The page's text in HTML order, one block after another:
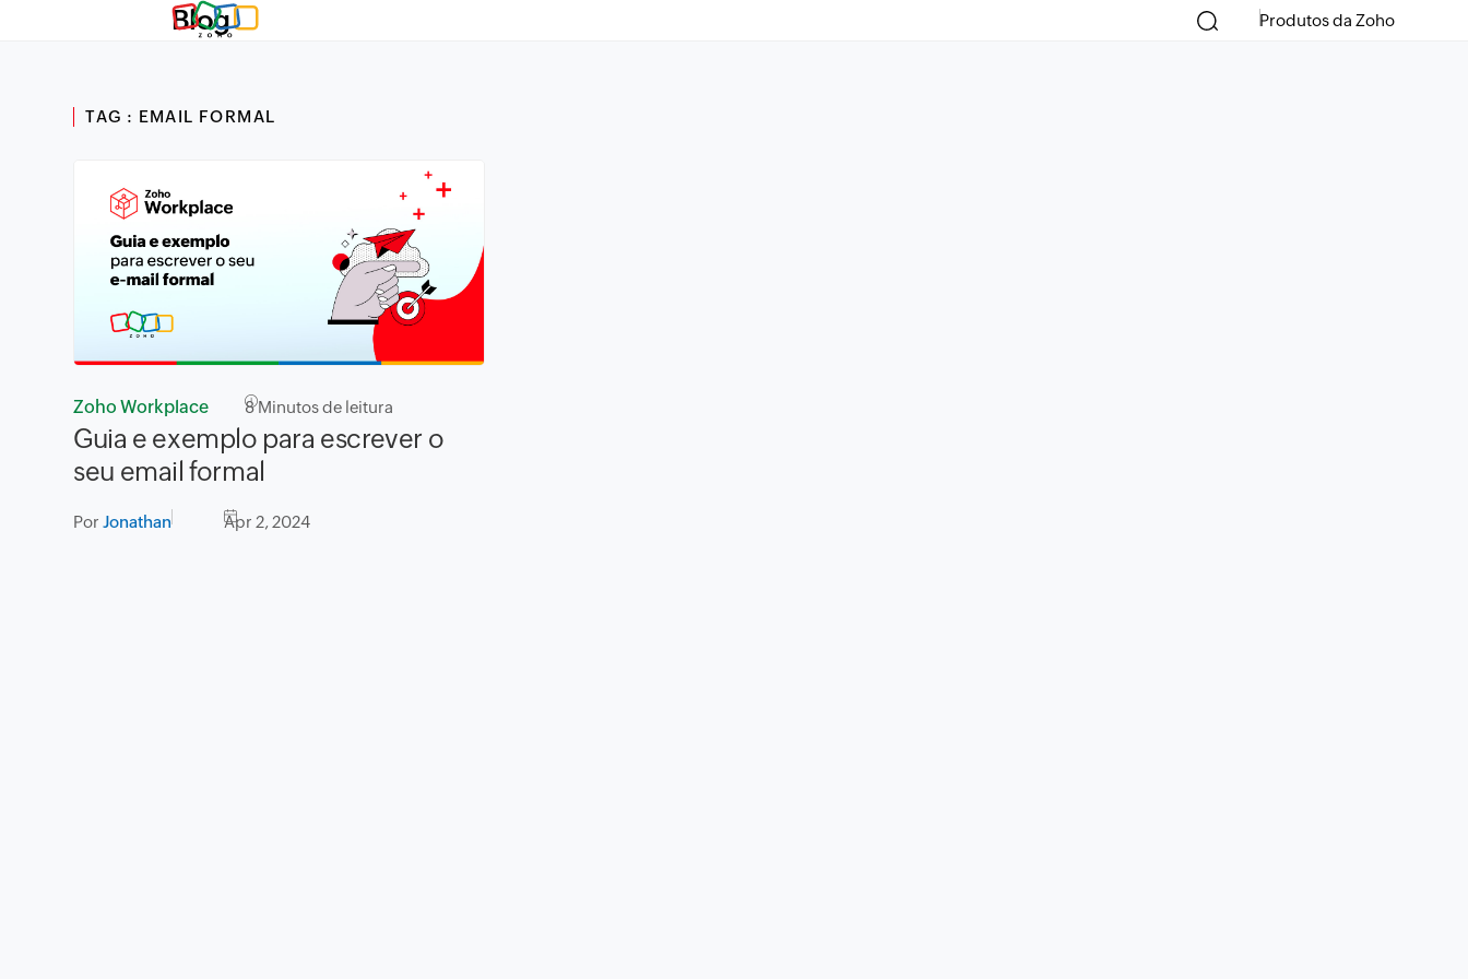
Blog Produtos da Zoho
TAG : EMAIL FORMAL
Zoho Workplace 8Minutos de leitura
Guia e exemplo para escrever o
seu email formal
PorJonathan Apr 2, 2024